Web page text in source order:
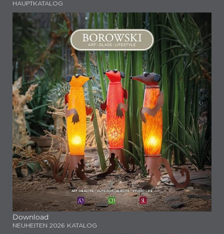
HAUPTKATALOG
Download
NEUHEITEN 2026 KATALOG